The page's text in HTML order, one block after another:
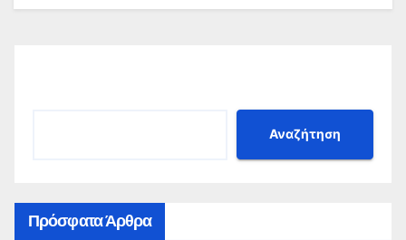
Αναζήτηση
Πρόσφατα Άρθρα